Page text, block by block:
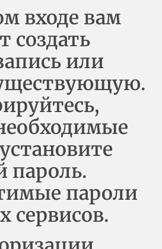
входе вам
создать
или
пароль.
пароли
сервисов.